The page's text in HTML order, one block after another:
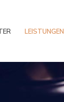
LEISTUNGEN